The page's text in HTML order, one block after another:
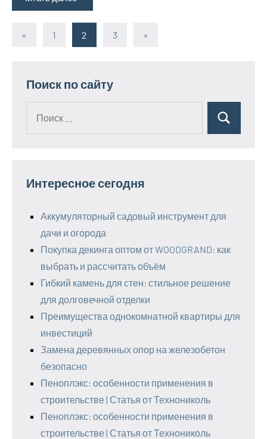
Пагинация
«
Предыдущие
1 2 3
Следующие
»
Поиск по сайту
Поиск
Интересное сегодня
Аккумуляторный садовый инструмент для
дачи и огорода
Покупка декинга оптом от WOODGRAND: как
выбрать и рассчитать объём
Гибкий камень для стен: стильное решение
для долговечной отделки
Преимущества однокомнатной квартиры для
инвестиций
Замена деревянных опор на железобетон
безопасно
Пеноплэкс: особенности применения в
строительстве | Статья от Технониколь
Пеноплэкс: особенности применения в
строительстве | Статья от Технониколь